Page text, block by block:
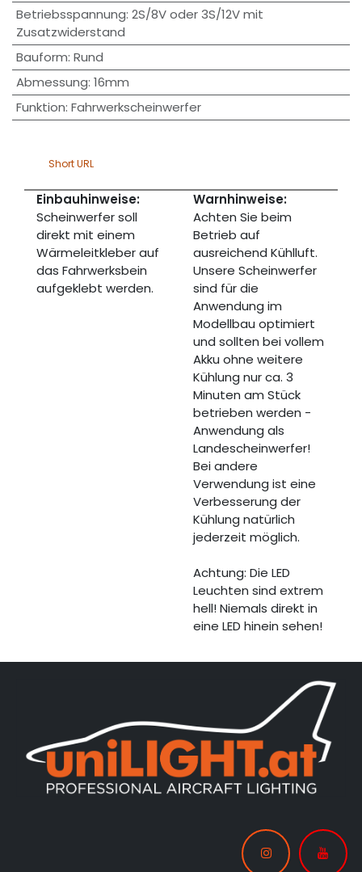
Betriebsspannung: 2S/8V oder 3S/12V mit
Zusatzwiderstand
Bauform: Rund
Abmessung: 16mm
Funktion: Fahrwerkscheinwerfer
Short URL
Einbauhinweise:
Scheinwerfer soll
direkt mit einem
Wärmeleitkleber auf
das Fahrwerksbein
aufgeklebt werden.
Warnhinweise:
Achten Sie beim
Betrieb auf
ausreichend Kühlluft.
Unsere Scheinwerfer
sind für die
Anwendung im
Modellbau optimiert
und sollten bei vollem
Akku ohne weitere
Kühlung nur ca. 3
Minuten am Stück
betrieben werden -
Anwendung als
Landescheinwerfer!
Bei andere
Verwendung ist eine
Verbesserung der
Kühlung natürlich
jederzeit möglich.
Achtung: Die LED
Leuchten sind extrem
hell! Niemals direkt in
eine LED hinein sehen!